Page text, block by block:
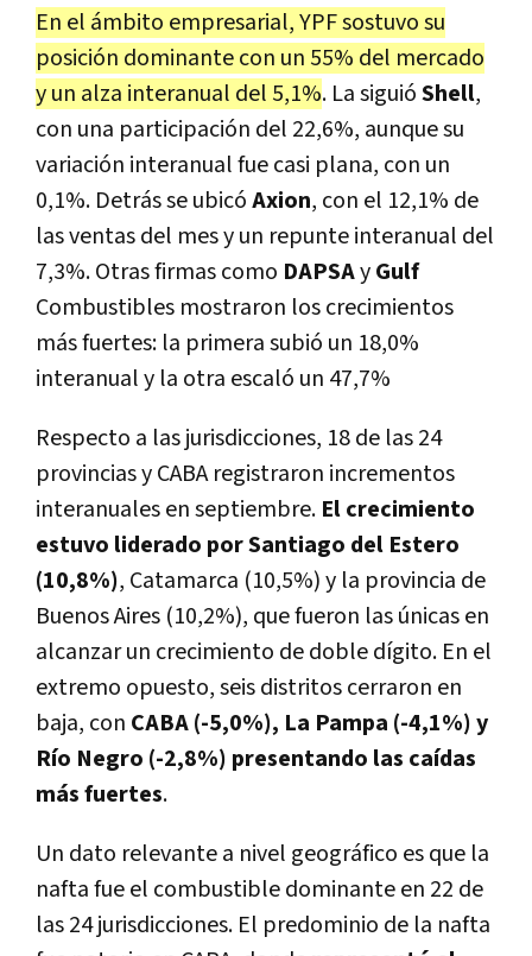
En el ámbito empresarial, YPF sostuvo su
posición dominante con un 55% del mercado
y un alza interanual del 5,1%. La siguióShell,
con una participación del 22,6%, aunque su
variación interanual fue casi plana, con un
0,1%. Detrás se ubicóAxion, con el 12,1% de
las ventas del mes y un repunte interanual del
7,3%. Otras firmas como DAPSAyGulf
Combustibles mostraron los crecimientos
más fuertes: la primera subió un 18,0%
interanual y la otra escaló un 47,7%
Respecto a las jurisdicciones, 18 de las 24
provincias y CABA registraron incrementos
interanuales en septiembre. El crecimiento
estuvo liderado por Santiago del Estero
(10,8%), Catamarca (10,5%) y la provincia de
Buenos Aires (10,2%), que fueron las únicas en
alcanzar un crecimiento de doble dígito. En el
extremo opuesto, seis distritos cerraron en
baja, con CABA (-5,0%), La Pampa (-4,1%) y
Río Negro (-2,8%) presentando las caídas
más fuertes.
Un dato relevante a nivel geográfico es que la
nafta fue el combustible dominante en 22 de
las 24 jurisdicciones. El predominio de la nafta